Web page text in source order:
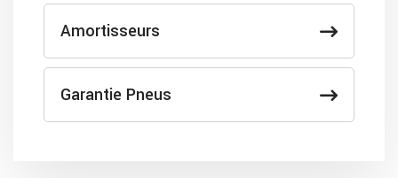
Amortisseurs
Garantie Pneus